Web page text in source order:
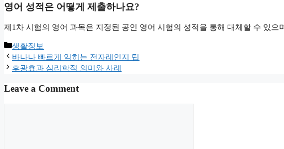
영어 성적은 어떻게 제출하나요?
제1차 시험의 영어 과목은 지정된 공인 영어 시험의 성적을 통해 대체할 수 있으
Categories
생활정보
바나나 빠르게 익히는 전자레인지 팁
후광효과 심리학적 의미와 사례
Leave a Comment